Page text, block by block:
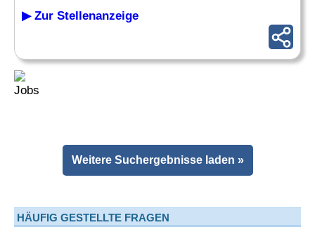
▶ Zur Stellenanzeige
Weitere Suchergebnisse laden »
HÄUFIG GESTELLTE FRAGEN